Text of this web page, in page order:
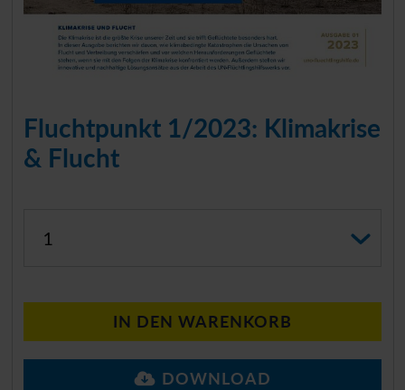
Fluchtpunkt 1/2023: Klimakrise
& Flucht
IN DEN WARENKORB
DOWNLOAD